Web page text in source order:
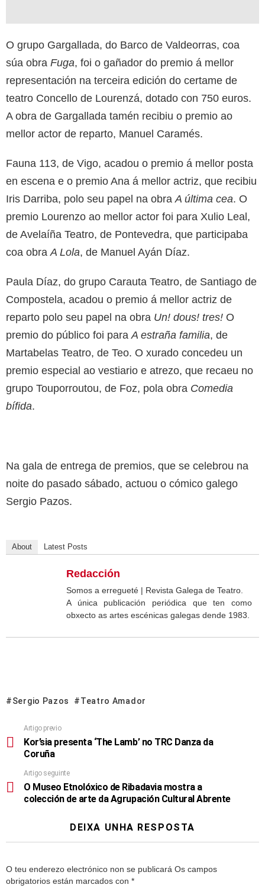
O grupo Gargallada, do Barco de Valdeorras, coa
súa obra Fuga, foi o gañador do premio á mellor
representación na terceira edición do certame de
teatro Concello de Lourenzá, dotado con 750 euros.
A obra de Gargallada tamén recibiu o premio ao
mellor actor de reparto, Manuel Caramés.
Fauna 113, de Vigo, acadou o premio á mellor posta
en escena e o premio Ana á mellor actriz, que recibiu
Iris Darriba, polo seu papel na obraA última cea. O
premio Lourenzo ao mellor actor foi para Xulio Leal,
de Avelaíña Teatro, de Pontevedra, que participaba
coa obraA Lola, de Manuel Ayán Díaz.
Paula Díaz, do grupo Carauta Teatro, de Santiago de
Compostela, acadou o premio á mellor actriz de
reparto polo seu papel na obra Un! dous! tres! O
premio do público foi paraA estraña familia, de
Martabelas Teatro, de Teo. O xurado concedeu un
premio especial ao vestiario e atrezo, que recaeu no
grupo Touporroutou, de Foz, pola obra Comedia
bífida.
Na gala de entrega de premios, que se celebrou na
noite do pasado sábado, actuou o cómico galego
Sergio Pazos.
About Latest Posts
Redacción
Somos a erregueté | Revista Galega de Teatro.
A única publicación periódica que ten como
obxecto as artes escénicas galegas dende 1983.
Sergio Pazos Teatro Amador
Artigo previo
Kor’sia presenta ‘The Lamb’ no TRC Danza da
Coruña
Artigo seguinte
O Museo Etnolóxico de Ribadavia mostra a
colección de arte da Agrupación Cultural Abrente
DEIXA UNHA RESPOSTA
O teu enderezo electrónico non se publicará Os campos
obrigatorios están marcados con *